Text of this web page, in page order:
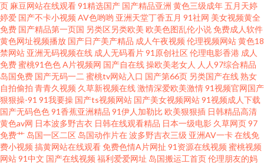
洲中文 豆花社区 九九国产精品99 欧美日韩一色哟哟 婷婷性网 韩日一区视频
日韩一a 在线亚洲欧洲TV 超碰地址99 韩国伪娘TS网站 免费91视频 色中色色
导航 在线夜间视频91 变态另类资源 激情另类AV 婷婷激情香啪啪 ts做爱 久久
国产伊人影院 日韩ac 青青草福利 福利大全成人 久操超碰 日韩无码福利导航
成人A片网站 AV午夜看看 91白虎福利视频 成人伊人伊 另类69Av 三级片日韩
页 麻豆网站在线观看91精选国产 国产精品亚洲 黄色三级成年 五月天婷
婷爱 国产不卡小视频 AV色哟哟 亚洲天堂丁香五月 91社网 美女视频黄全
免费 国产精品第一页国 另类区另类欧美 欧美色图乱伦小说免费成人软件
黄色网址视频播放 国产日产美产精品 成人午夜视频 伦理视频网站黄色18
禁网站 亚洲无码视频在线 成人无码看片91原创社区伦理电影香港 成人
免费蜜桃91色色A片视频网 国产自在线操欧美老女人 人人97综合精品
岛国免费 国产无码一二 蜜桃tv网站入口 国产第66页 另类国产在线熟女
自拍偷拍 青青久视频 久草新视频在线激情深爱欧美激情91视频官网国产
狠狠操-91 91我要操 国产ts视频网站 国产美女视频网站91视频成人下载
国产无码色色91香蕉亚洲精品 91伊人加勒比 欧美狠狠插 日韩精品高清
黄色av网 日本波多野吉衣 日韩在线观看精品 日本一级电影 久草网页97
免费艹 岛国一区二区 岛国动作片在波多野吉衣三级 亚洲AV一卡在线免
费小视频 搞黄网站在线观看免费色情A片网扯 91资源在线视频 蜜桃视频
网站91中文 国产在线视频 福利爱爱网址 岛国搬运工首页伦理朋友的妈